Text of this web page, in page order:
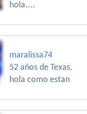
hola....
maralissa74
52 años de Texas.
hola como estan